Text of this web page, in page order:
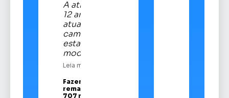
A atleta de
12 anos é a
atual
campeã
estadual da
modalidade
Leia mais
Fazenda
remaneja R$
707 mi em